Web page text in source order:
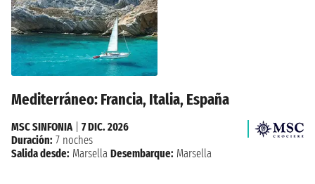
Mediterráneo: Francia, Italia, España
MSC SINFONIA| 7 DIC. 2026
Duración: 7 noches
Salida desde: Marsella Desembarque: Marsella